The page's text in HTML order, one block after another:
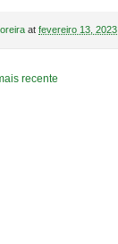
at fevereiro 13, 2023
recente